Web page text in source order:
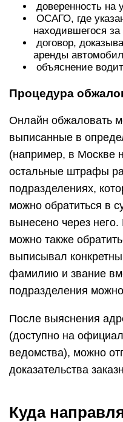
доверенность на
ОСАГО, где
находившегося
договор,
аренды
объяснение
Процедура
Онлайн обжаловать
выписанные в
(например, в Москве
остальные штрафы
подразделениях,
можно обратиться в
вынесено через
можно также
выписывал
фамилию и звание
подразделения
После выяснения
(доступно на
ведомства), можно
доказательства
Куда